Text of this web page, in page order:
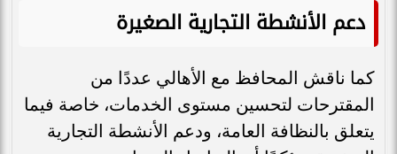
دعم الأنشطة التجارية الصغيرة
كما ناقش المحافظ مع الأهالي عددًا من
المقترحات لتحسين مستوى الخدمات، خاصة فيما
يتعلق بالنظافة العامة، ودعم الأنشطة التجارية